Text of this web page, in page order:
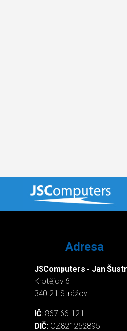
Adresa
JSComputers - Jan Šustr
Krotějov 6
340 21 Strážov
IČ: 867 66 121
DIČ: CZ821252895